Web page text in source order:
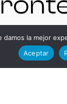
damos la mejor
Aceptar